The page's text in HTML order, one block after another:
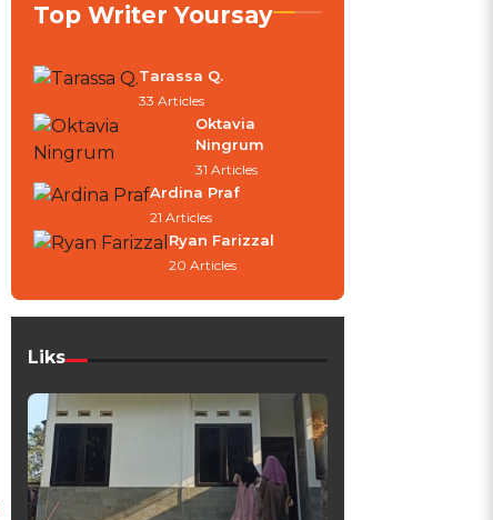
Top Writer Yoursay
Tarassa Q.
33 Articles
Oktavia
Ningrum
31 Articles
Ardina Praf
21 Articles
Ryan Farizzal
20 Articles
Liks